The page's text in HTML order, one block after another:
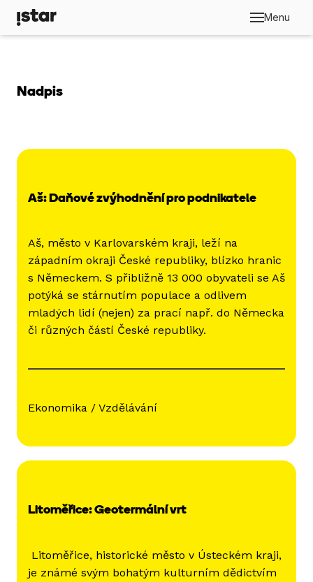
Menu
Nadpis
Aš: Daňové zvýhodnění pro podnikatele
Aš, město v Karlovarském kraji, leží na
západním okraji České republiky, blízko hranic
s Německem. S přibližně 13 000 obyvateli se Aš
potýká se stárnutím populace a odlivem
mladých lidí (nejen) za prací např. do Německa
či různých částí České republiky.
Ekonomika / Vzdělávání
Litoměřice: Geotermální vrt
Litoměřice, historické město v Ústeckém kraji,
je známé svým bohatým kulturním dědictvím